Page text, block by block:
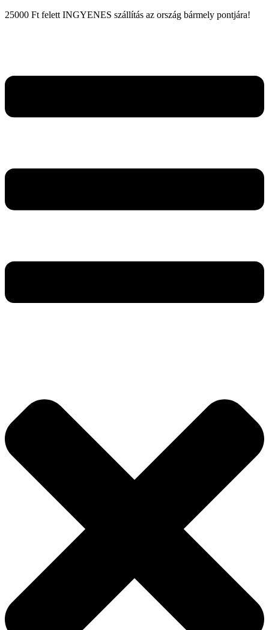
25000 Ft felett INGYENES szállítás az ország bármely pontjára!